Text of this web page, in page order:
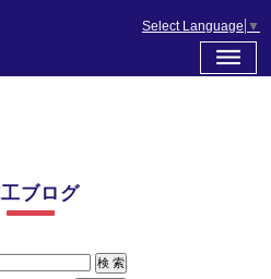
Select Language ▼
施工ブログ